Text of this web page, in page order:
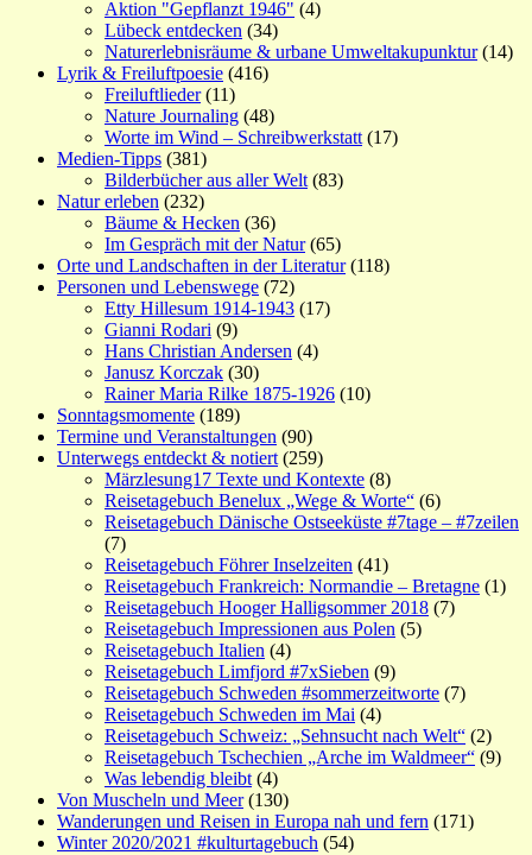
Aktion "Gepflanzt 1946" (4)
Lübeck entdecken (34)
Naturerlebnisräume & urbane Umweltakupunktur(14)
Lyrik & Freiluftpoesie (416)
Freiluftlieder(11)
Nature Journaling (48)
Worte im Wind – Schreibwerkstatt (17)
Medien-Tipps (381)
Bilderbücher aus aller Welt (83)
Natur erleben (232)
Bäume & Hecken (36)
Im Gespräch mit der Natur(65)
Orte und Landschaften in der Literatur(118)
Personen und Lebenswege (72)
Etty Hillesum 1914-1943 (17)
Gianni Rodari (9)
Hans Christian Andersen (4)
Janusz Korczak (30)
Rainer Maria Rilke 1875-1926 (10)
Sonntagsmomente (189)
Termine und Veranstaltungen (90)
Unterwegs entdeckt & notiert (259)
Märzlesung17 Texte und Kontexte (8)
Reisetagebuch Benelux „Wege & Worte“ (6)
Reisetagebuch Dänische Ostseeküste #7tage – #7zeilen
(7)
Reisetagebuch Föhrer Inselzeiten (41)
Reisetagebuch Frankreich: Normandie – Bretagne (1)
Reisetagebuch Hooger Halligsommer 2018 (7)
Reisetagebuch Impressionen aus Polen (5)
Reisetagebuch Italien (4)
Reisetagebuch Limfjord #7xSieben (9)
Reisetagebuch Schweden #sommerzeitworte (7)
Reisetagebuch Schweden im Mai (4)
Reisetagebuch Schweiz: „Sehnsucht nach Welt“ (2)
Reisetagebuch Tschechien „Arche im Waldmeer“ (9)
Was lebendig bleibt (4)
Von Muscheln und Meer(130)
Wanderungen und Reisen in Europa nah und fern (171)
Winter 2020/2021 #kulturtagebuch (54)